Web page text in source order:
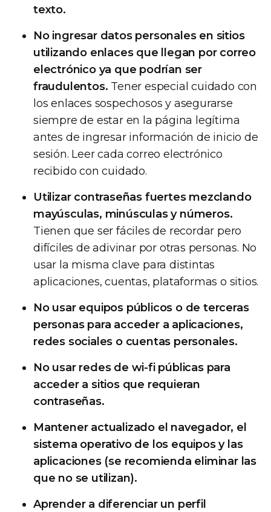
texto.
No ingresar datos personales en sitios
utilizando enlaces que llegan por correo
electrónico ya que podrían ser
fraudulentos. Tener especial cuidado con
los enlaces sospechosos y asegurarse
siempre de estar en la página legítima
antes de ingresar información de inicio de
sesión. Leer cada correo electrónico
recibido con cuidado.
Utilizar contraseñas fuertes mezclando
mayúsculas, minúsculas y números.
Tienen que ser fáciles de recordar pero
difíciles de adivinar por otras personas. No
usar la misma clave para distintas
aplicaciones, cuentas, plataformas o sitios.
No usar equipos públicos o de terceras
personas para acceder a aplicaciones,
redes sociales o cuentas personales.
No usar redes de wi-fi públicas para
acceder a sitios que requieran
contraseñas.
Mantener actualizado el navegador, el
sistema operativo de los equipos y las
aplicaciones (se recomienda eliminar las
que no se utilizan).
Aprender a diferenciar un perfil